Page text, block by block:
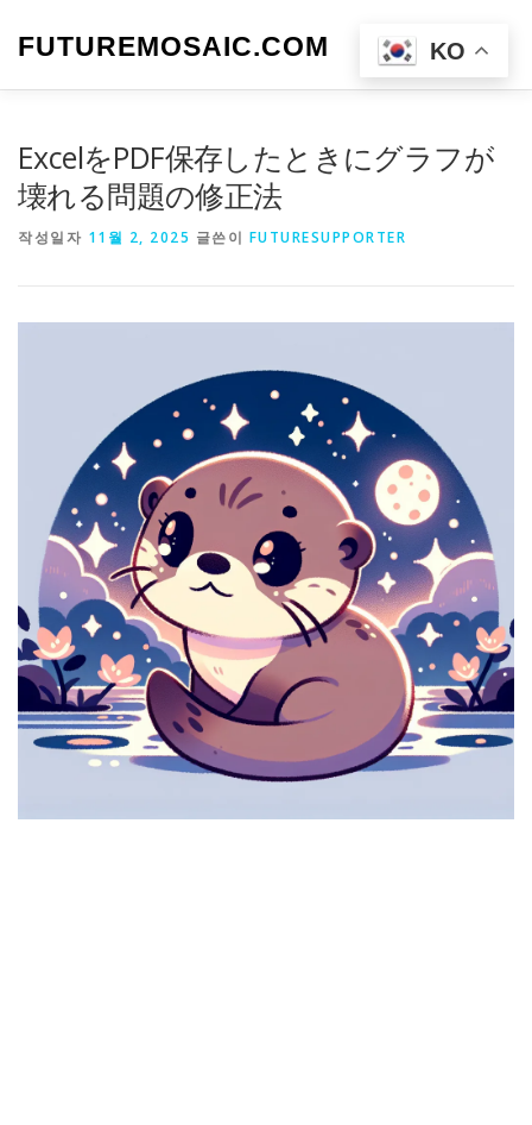
FUTUREMOSAIC.COM 메뉴
ExcelをPDF保存したときにグラフが
壊れる問題の修正法
작성일자 11월 2, 2025 글쓴이 FUTURESUPPORTER
KO